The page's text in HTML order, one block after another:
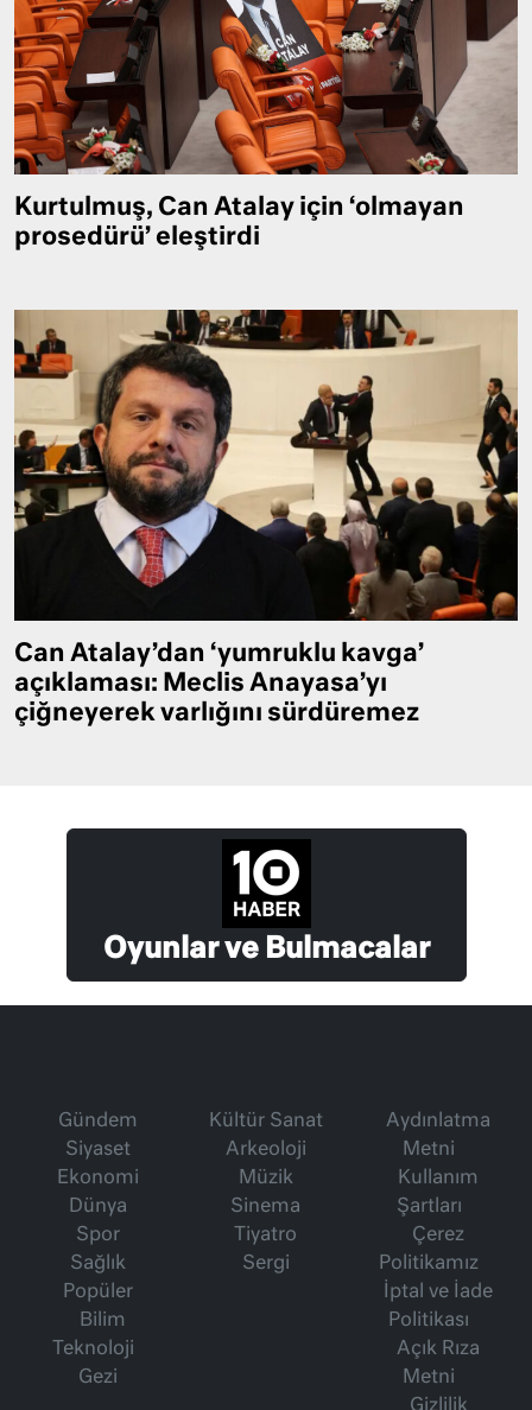
Kurtulmuş, Can Atalay için ‘olmayan
prosedürü’ eleştirdi
Can Atalay’dan ‘yumruklu kavga’
açıklaması: Meclis Anayasa’yı
çiğneyerek varlığını sürdüremez
Oyunlar ve Bulmacalar
Gündem
Siyaset
Ekonomi
Dünya
Spor
Sağlık
Popüler
Bilim
Teknoloji
Gezi
Kültür Sanat
Arkeoloji
Müzik
Sinema
Tiyatro
Sergi
Aydınlatma
Metni
Kullanım
Şartları
Çerez
Politikamız
İptal ve İade
Politikası
Açık Rıza
Metni